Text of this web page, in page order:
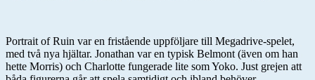
Portrait of Ruin var en fristående uppföljare till Megadrive-spelet,
med två nya hjältar. Jonathan var en typisk Belmont (även om han
hette Morris) och Charlotte fungerade lite som Yoko. Just grejen att